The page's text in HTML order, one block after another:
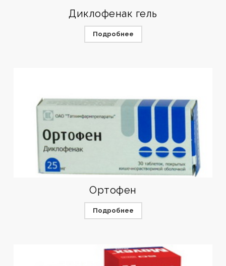
Диклофенак гель
Подробнее
Ортофен
Подробнее